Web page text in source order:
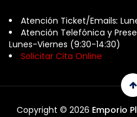
Atención Ticket/Emails:
Atención Telefónica y
Lunes-Viernes (9:30-14:30)
Solicitar Cita Online
Copyright © 2026 Emporio